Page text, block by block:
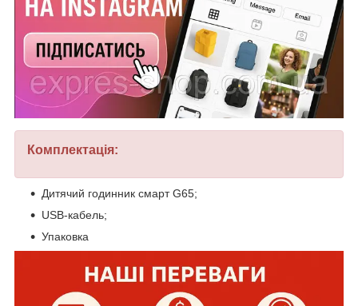
Комплектація:
Дитячий годинник смарт G65;
USB-кабель;
Упаковка